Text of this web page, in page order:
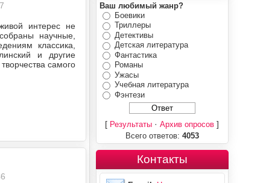
интерес не
научные,
классика,
и другие
самого
Ваш любимый жанр?
Боевики
Триллеры
Детективы
Детская литература
Фантастика
Романы
Ужасы
Учебная литература
Фэнтези
[ Результаты ·Архив опросов ]
Всего ответов: 4053
Контакты